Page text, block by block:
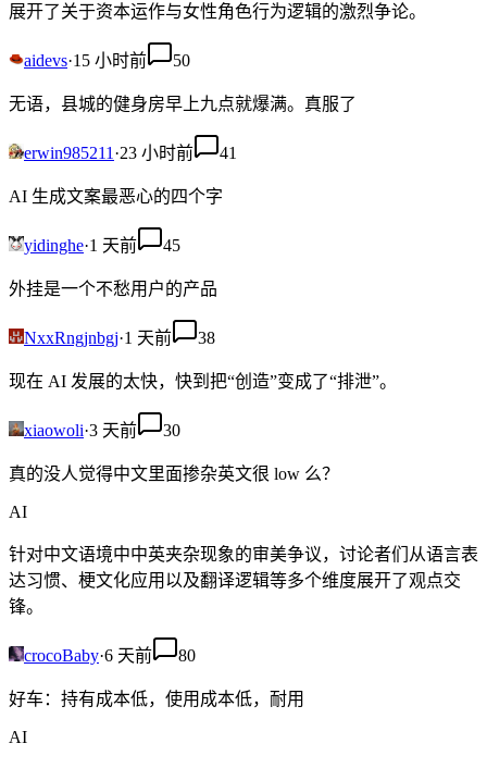
展开了关于资本运作与女性角色行为逻辑的激烈争论。
aidevs·15 小时前 50
无语，县城的健身房早上九点就爆满。真服了
erwin985211 ·23 小时前 41
AI 生成文案最恶心的四个字
yidinghe·1 天前 45
外挂是一个不愁用户的产品
NxxRngjnbgj·1 天前 38
现在 AI 发展的太快，快到把“创造”变成了“排泄”。
xiaowoli·3 天前 30
真的没人觉得中文里面掺杂英文很 low 么？
AI
针对中文语境中中英夹杂现象的审美争议，讨论者们从语言表
达习惯、梗文化应用以及翻译逻辑等多个维度展开了观点交
锋。
crocoBaby·6 天前 80
好车：持有成本低，使用成本低，耐用
AI